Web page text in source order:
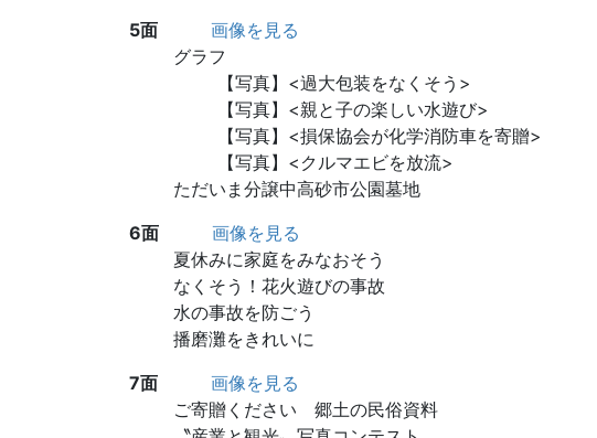
5面
画像を見る
グラフ
【写真】<過大包装をなくそう>
【写真】<親と子の楽しい水遊び>
【写真】<損保協会が化学消防車を寄贈>
【写真】<クルマエビを放流>
ただいま分譲中高砂市公園墓地
6面
画像を見る
夏休みに家庭をみなおそう
なくそう！花火遊びの事故
水の事故を防ごう
播磨灘をきれいに
7面
画像を見る
ご寄贈ください 郷土の民俗資料